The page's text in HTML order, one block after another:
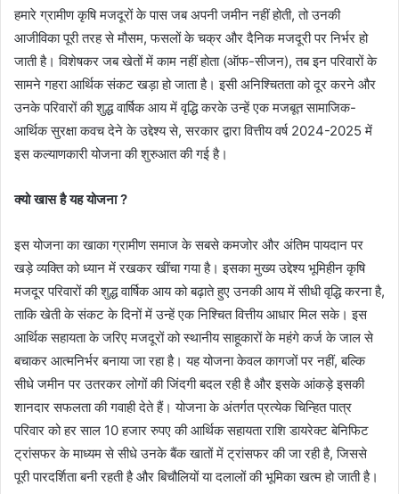
हमारे ग्रामीण कृषि मजदूरों के पास जब अपनी जमीन नहीं होती, तो उनकी
आजीविका पूरी तरह से मौसम, फसलों के चक्र और दैनिक मजदूरी पर निर्भर हो
जाती है। विशेषकर जब खेतों में काम नहीं होता (ऑफ-सीजन), तब इन परिवारों के
सामने गहरा आर्थिक संकट खड़ा हो जाता है। इसी अनिश्चितता को दूर करने और
उनके परिवारों की शुद्ध वार्षिक आय में वृद्धि करके उन्हें एक मजबूत सामाजिक-
आर्थिक सुरक्षा कवच देने के उद्देश्य से, सरकार द्वारा वित्तीय वर्ष 2024-2025 में
इस कल्याणकारी योजना की शुरुआत की गई है।
क्यो खास है यह योजना ?
इस योजना का खाका ग्रामीण समाज के सबसे कमजोर और अंतिम पायदान पर
खड़े व्यक्ति को ध्यान में रखकर खींचा गया है। इसका मुख्य उद्देश्य भूमिहीन कृषि
मजदूर परिवारों की शुद्ध वार्षिक आय को बढ़ाते हुए उनकी आय में सीधी वृद्धि करना है,
ताकि खेती के संकट के दिनों में उन्हें एक निश्चित वित्तीय आधार मिल सके। इस
आर्थिक सहायता के जरिए मजदूरों को स्थानीय साहूकारों के महंगे कर्ज के जाल से
बचाकर आत्मनिर्भर बनाया जा रहा है। यह योजना केवल कागजों पर नहीं, बल्कि
सीधे जमीन पर उतरकर लोगों की जिंदगी बदल रही है और इसके आंकड़े इसकी
शानदार सफलता की गवाही देते हैं। योजना के अंतर्गत प्रत्येक चिन्हित पात्र
परिवार को हर साल 10 हजार रुपए की आर्थिक सहायता राशि डायरेक्ट बेनिफिट
ट्रांसफर के माध्यम से सीधे उनके बैंक खातों में ट्रांसफर की जा रही है, जिससे
पूरी पारदर्शिता बनी रहती है और बिचौलियों या दलालों की भूमिका खत्म हो जाती है।